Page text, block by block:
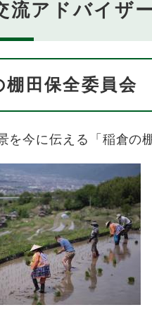
流アドバイザ
棚田保全委員会
を今に伝える「稲倉の